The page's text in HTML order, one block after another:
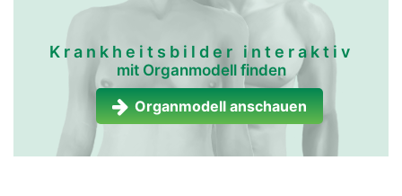
Krankheitsbilder interaktiv
mit Organmodell finden
Organmodell anschauen